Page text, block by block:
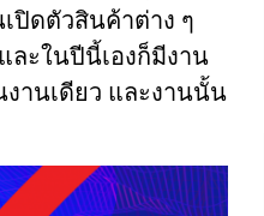
ปิดตัวสินค้าต่าง ๆ
ละในปีนี้เองก็มีงาน
งานเดียว และงานนั้น